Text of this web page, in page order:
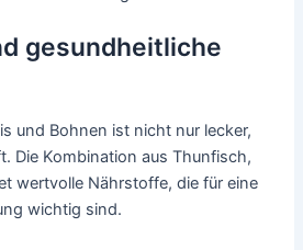
gesundheitliche
und Bohnen ist nicht nur lecker,
Die Kombination aus Thunfisch,
wertvolle Nährstoffe, die für eine
wichtig sind.